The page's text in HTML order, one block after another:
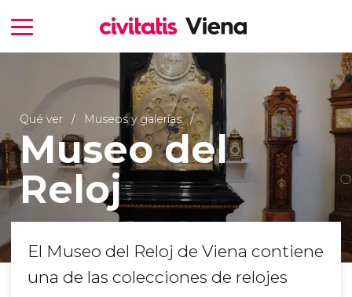
Qué ver Museos y galerías
Museo del
Reloj
El Museo del Reloj de Viena contiene
una de las colecciones de relojes